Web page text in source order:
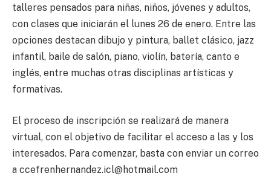
talleres pensados para niñas, niños, jóvenes y adultos,
con clases que iniciarán el lunes 26 de enero. Entre las
opciones destacan dibujo y pintura, ballet clásico, jazz
infantil, baile de salón, piano, violín, batería, canto e
inglés, entre muchas otras disciplinas artísticas y
formativas.
El proceso de inscripción se realizará de manera
virtual, con el objetivo de facilitar el acceso a las y los
interesados. Para comenzar, basta con enviar un correo
a ccefrenhernandez.icl@hotmail.com